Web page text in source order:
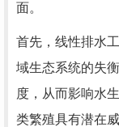
面。
首先，线性排水
域生态系统的失
度，从而影响水
类繁殖具有潜在